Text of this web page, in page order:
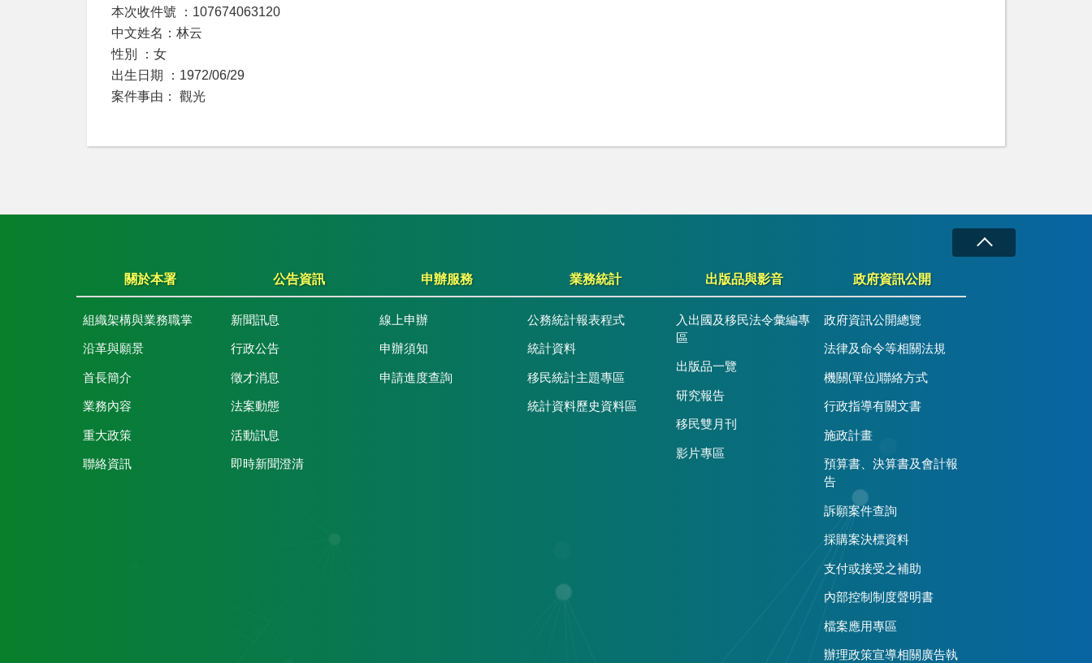
本次收件號 ：107674063120
中文姓名：林云
性別 ：女
出生日期 ：1972/06/29
案件事由： 觀光
關於本署
組織架構與業務職掌
沿革與願景
首長簡介
業務內容
重大政策
聯絡資訊
公告資訊
新聞訊息
行政公告
徵才消息
法案動態
活動訊息
即時新聞澄清
申辦服務
線上申辦
申辦須知
申請進度查詢
業務統計
公務統計報表程式
統計資料
移民統計主題專區
統計資料歷史資料區
出版品與影音
入出國及移民法令彙編專
區
出版品一覽
研究報告
移民雙月刊
影片專區
政府資訊公開
政府資訊公開總覽
法律及命令等相關法規
機關(單位)聯絡方式
行政指導有關文書
施政計畫
預算書、決算書及會計報
告
訴願案件查詢
採購案決標資料
支付或接受之補助
內部控制制度聲明書
檔案應用專區
辦理政策宣導相關廣告執